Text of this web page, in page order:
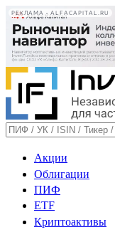
РЕКЛАМА • ALFACAPITAL.RU
Акции
Облигации
ПИФ
ETF
Криптоактивы